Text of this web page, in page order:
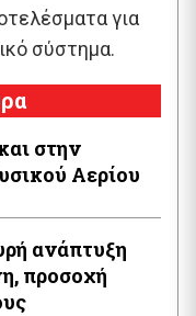
για
σύστημα.
στην
Αερίου
ανάπτυξη
προσοχή